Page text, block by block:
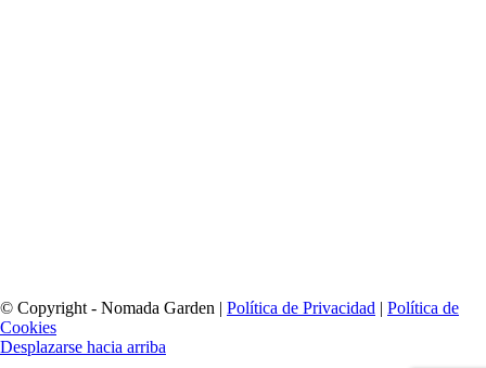
© Copyright - Nomada Garden | Política de Privacidad | Política de
Cookies
Desplazarse hacia arriba